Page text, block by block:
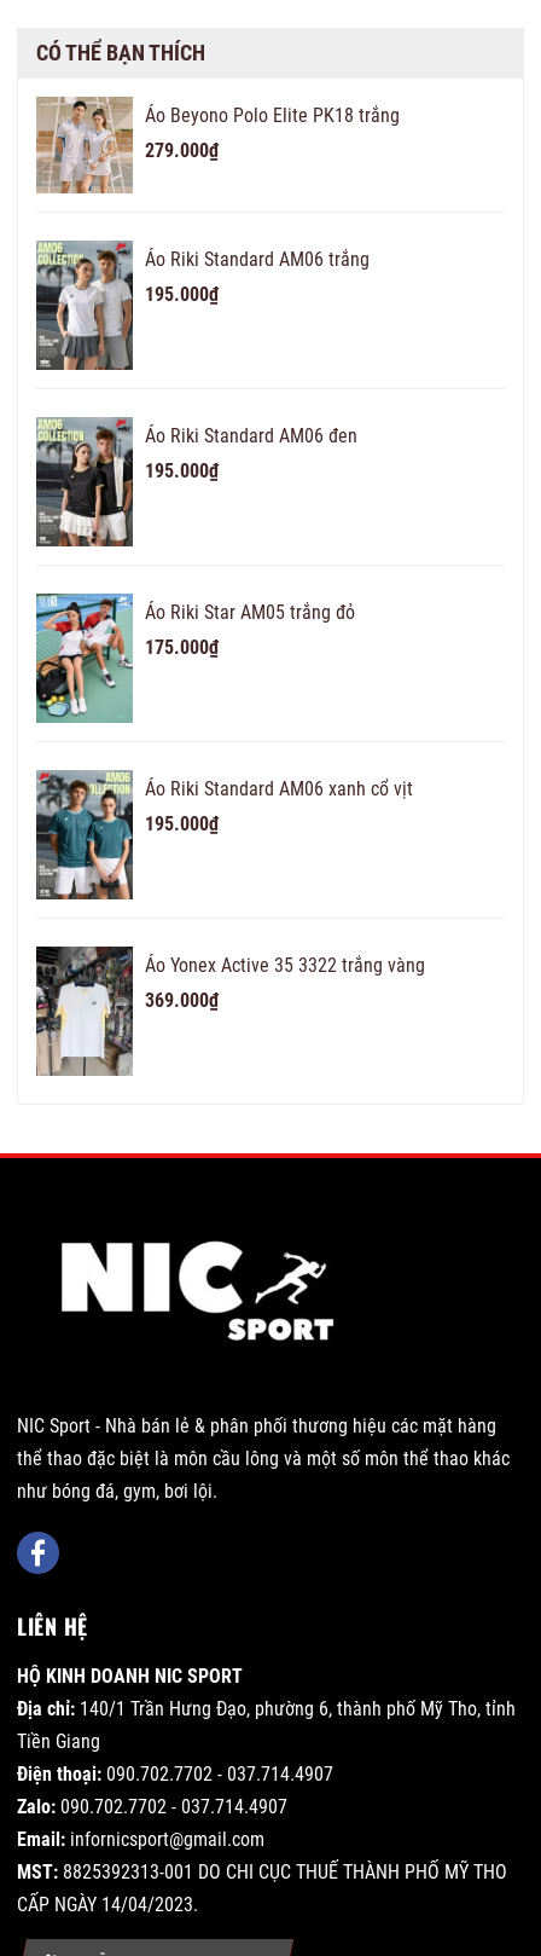
CÓ THỂ BẠN THÍCH
Áo Beyono Polo Elite PK18 trắng
279.000₫
Áo Riki Standard AM06 trắng
195.000₫
Áo Riki Standard AM06 đen
195.000₫
Áo Riki Star AM05 trắng đỏ
175.000₫
Áo Riki Standard AM06 xanh cổ vịt
195.000₫
Áo Yonex Active 35 3322 trắng vàng
369.000₫
NIC Sport - Nhà bán lẻ & phân phối thương hiệu các mặt hàng
thể thao đặc biệt là môn cầu lông và một số môn thể thao khác
như bóng đá, gym, bơi lội.
LIÊN HỆ
HỘ KINH DOANH NIC SPORT
Địa chỉ: 140/1 Trần Hưng Đạo, phường 6, thành phố Mỹ Tho, tỉnh
Tiền Giang
Điện thoại: 090.702.7702 - 037.714.4907
Zalo: 090.702.7702 - 037.714.4907
Email: infornicsport@gmail.com
MST: 8825392313-001 DO CHI CỤC THUẾ THÀNH PHỐ MỸ THO
CẤP NGÀY 14/04/2023.